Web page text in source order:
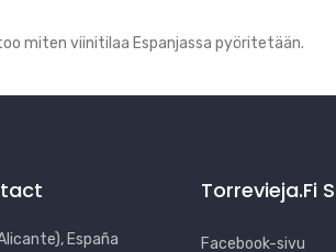
miten viinitilaa Espanjassa pyöritetään.
España
Torrevieja.fi
Facebook-sivu